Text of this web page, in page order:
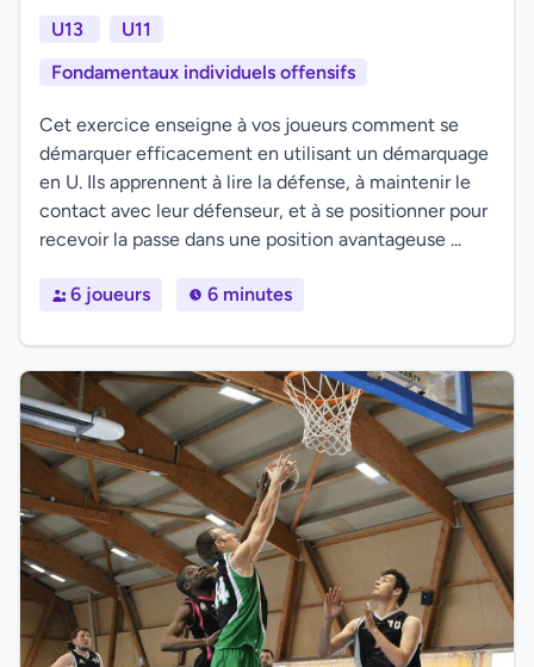
U13
U11
Fondamentaux individuels offensifs
Cet exercice enseigne à vos joueurs comment se
démarquer efficacement en utilisant un démarquage
en U. Ils apprennent à lire la défense, à maintenir le
contact avec leur défenseur, et à se positionner pour
recevoir la passe dans une position avantageuse ...
6 joueurs 6 minutes